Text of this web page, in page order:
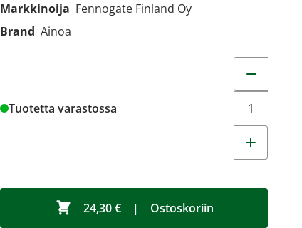
Markkinoija Fennogate Finland Oy
Brand Ainoa
Tuotetta varastossa
24,30 € | Ostoskoriin